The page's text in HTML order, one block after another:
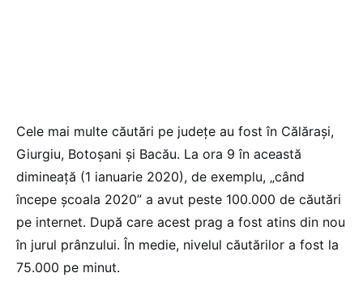
Cele mai multe căutări pe judeţe au fost în Călăraşi,
Giurgiu, Botoşani şi Bacău. La ora 9 în această
dimineaţă (1 ianuarie 2020), de exemplu, „când
începe şcoala 2020” a avut peste 100.000 de căutări
pe internet. După care acest prag a fost atins din nou
în jurul prânzului. În medie, nivelul căutărilor a fost la
75.000 pe minut.